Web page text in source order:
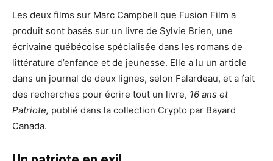
Les deux films sur Marc Campbell que Fusion Film a
produit sont basés sur un livre de Sylvie Brien, une
écrivaine québécoise spécialisée dans les romans de
littérature d’enfance et de jeunesse. Elle a lu un article
dans un journal de deux lignes, selon Falardeau, et a fait
des recherches pour écrire tout un livre, 16 ans et
Patriote, publié dans la collection Crypto par Bayard
Canada.